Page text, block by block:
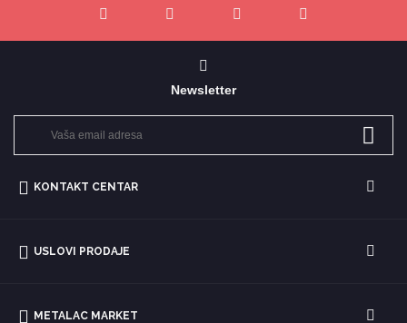
Newsletter
KONTAKT CENTAR
USLOVI PRODAJE
METALAC MARKET